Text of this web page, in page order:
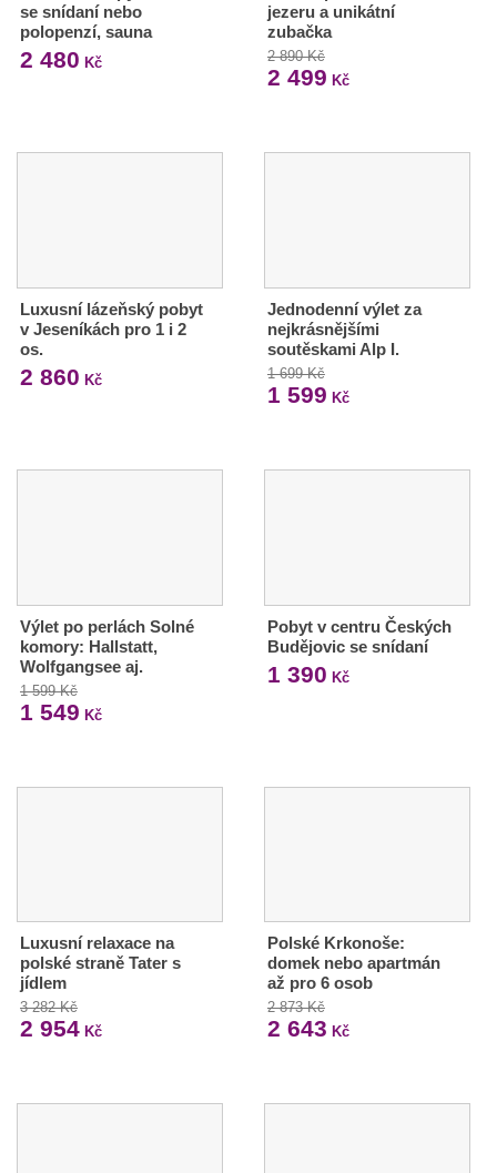
se snídaní nebo
polopenzí, sauna
2 480 Kč
jezeru a unikátní
zubačka
2 890 Kč
2 499 Kč
Luxusní lázeňský pobyt
v Jeseníkách pro 1 i 2
os.
2 860 Kč
Jednodenní výlet za
nejkrásnějšími
soutěskami Alp I.
1 699 Kč
1 599 Kč
Výlet po perlách Solné
komory: Hallstatt,
Wolfgangsee aj.
1 599 Kč
1 549 Kč
Pobyt v centru Českých
Budějovic se snídaní
1 390 Kč
Luxusní relaxace na
polské straně Tater s
jídlem
3 282 Kč
2 954 Kč
Polské Krkonoše:
domek nebo apartmán
až pro 6 osob
2 873 Kč
2 643 Kč